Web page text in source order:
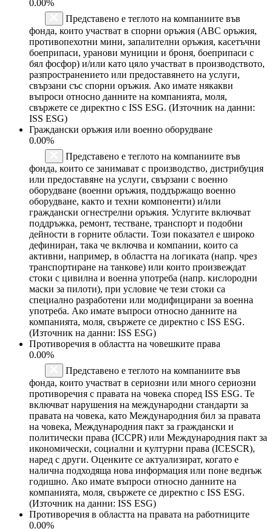
0.00%
Представено е теглото на компаниите във
фонда, които участват в спорни оръжия (ABC оръжия,
противопехотни мини, запалителни оръжия, касетъчни
боеприпаси, уранови муниции и броня, боеприпаси с
бял фосфор) и/или като цяло участват в производството,
разпространението или предоставянето на услуги,
свързани със спорни оръжия. Ако имате някакви
въпроси относно данните на компанията, моля,
свържете се директно с ISS ESG. (Източник на данни:
ISS ESG)
Граждански оръжия или военно оборудване
0.00%
Представено е теглото на компаниите във
фонда, които се занимават с производство, дистрибуция
или предоставяне на услуги, свързани с военно
оборудване (военни оръжия, поддържащо военно
оборудване, както и техни компоненти) и/или
граждански огнестрелни оръжия. Услугите включват
поддръжка, ремонт, тестване, транспорт и подобни
дейности в горните области. Този показател е широко
дефиниран, така че включва и компании, които са
активни, например, в областта на логиката (напр. чрез
транспортиране на танкове) или които произвеждат
стоки с цивилна и военна употреба (напр. кислородни
маски за пилоти), при условие че тези стоки са
специално разработени или модифицирани за военна
употреба. Ако имате въпроси относно данните на
компанията, моля, свържете се директно с ISS ESG.
(Източник на данни: ISS ESG)
Противоречия в областта на човешките права
0.00%
Представено е теглото на компаниите във
фонда, които участват в сериозни или много сериозни
противоречия с правата на човека според ISS ESG. Те
включват нарушения на международни стандарти за
правата на човека, като Международния бил за правата
на човека, Международния пакт за граждански и
политически права (ICCPR) или Международния пакт за
икономически, социални и културни права (ICESCR),
наред с други. Оценките се актуализират, когато е
налична подходяща нова информация или поне веднъж
годишно. Ако имате въпроси относно данните на
компанията, моля, свържете се директно с ISS ESG.
(Източник на данни: ISS ESG)
Противоречия в областта на правата на работниците
0.00%